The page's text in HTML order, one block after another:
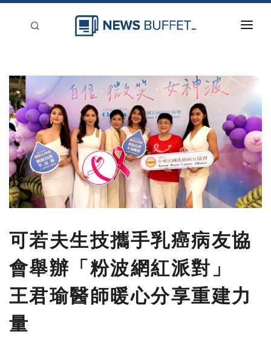
新聞稿分類
登入
刊登
可若夫生技攜手乳癌病友協
會舉辦「粉波網紅派對」
王君瑜醫師暖心分享重建力
量